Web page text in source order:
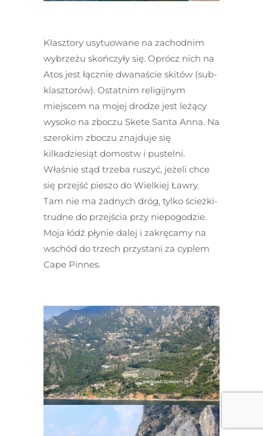
Klasztory usytuowane na zachodnim
wybrzeżu skończyły się. Oprócz nich na
Atos jest łącznie dwanaście skitów (sub-
klasztorów). Ostatnim religijnym
miejscem na mojej drodze jest leżący
wysoko na zboczu Skete Santa Anna. Na
szerokim zboczu znajduje się
kilkadziesiąt domostw i pustelni.
Właśnie stąd trzeba ruszyć, jeżeli chce
się przejść pieszo do Wielkiej Ławry.
Tam nie ma żadnych dróg, tylko ścieżki-
trudne do przejścia przy niepogodzie.
Moja łódź płynie dalej i zakręcamy na
wschód do trzech przystani za cyplem
Cape Pinnes.